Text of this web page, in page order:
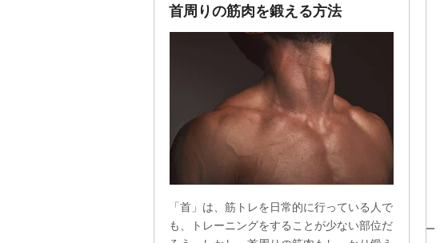
首周りの筋肉を鍛える方法
「首」は、筋トレを日常的に行っている人で
も、トレーニングをすることが少ない部位だ